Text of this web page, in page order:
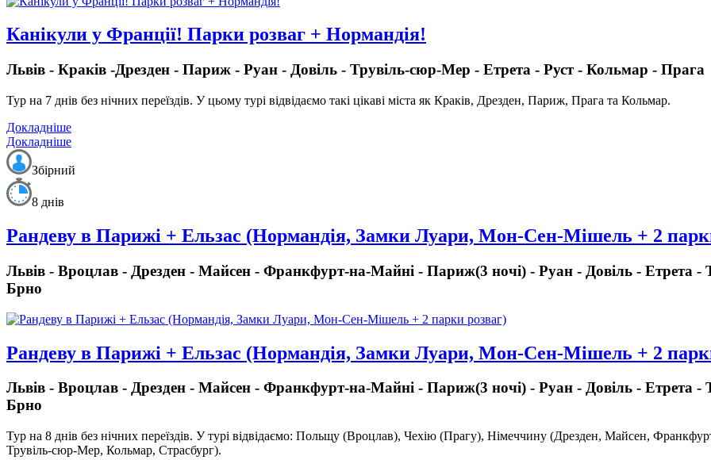
Канікули у Франції! Парки розваг + Нормандія!
Львів - Краків -Дрезден - Париж - Руан - Довіль - Трувіль-сюр-Мер - Етрета - Руст - Кольмар - Прага
Тур на 7 днів без нічних переїздів. У цьому турі відвідаємо такі цікаві міста як Краків, Дрезден, Париж, Прага та Кольмар.
Докладніше
Докладніше
Збірний
8 днів
Рандеву в Парижі + Ельзас (Нормандія, Замки Луари, Мон-Сен-Мішель + 2
Львів - Вроцлав - Дрезден - Майсен - Франкфурт-на-Майні - Париж(3 ночі) - Руан - Довіль - Етрета
Брно
Рандеву в Парижі + Ельзас (Нормандія, Замки Луари, Мон-Сен-Мішель + 2
Львів - Вроцлав - Дрезден - Майсен - Франкфурт-на-Майні - Париж(3 ночі) - Руан - Довіль - Етрета
Брно
Тур на 8 днів без нічних переїздів. У турі відвідаємо: Польщу (Вроцлав), Чехію (Прагу), Німеччину (Дрезден, Майсен,
Трувіль-сюр-Мер, Кольмар, Страсбург).